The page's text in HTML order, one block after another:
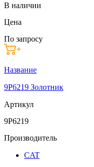
В наличии
Цена
По запросу
Название
9P6219 Золотник
Артикул
9P6219
Производитель
CAT